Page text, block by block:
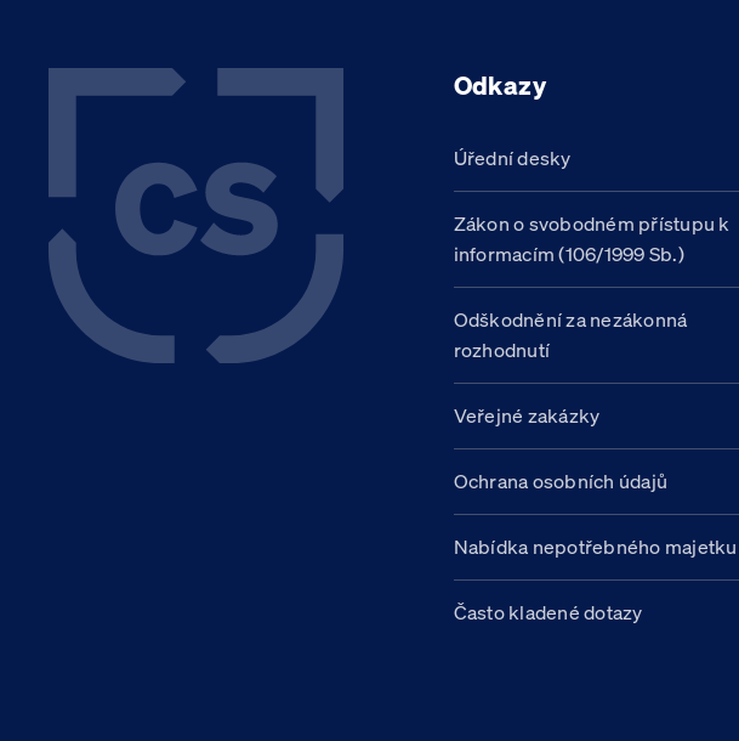
Odkazy
Úřední desky
Zákon o svobodném přístupu k
informacím (106/1999 Sb.)
Odškodnění za nezákonná
rozhodnutí
Veřejné zakázky
Ochrana osobních údajů
Nabídka nepotřebného majetku
Často kladené dotazy